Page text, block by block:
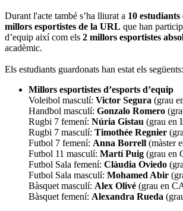
Durant l'acte també s’ha lliurat a 10 estudiants
millors esportistes de la URL que han
d’equip així com els 2 millors esportistes
acadèmic.
Els estudiants guardonats han estat els següents:
Millors esportistes d’esports d’equip
Voleibol masculí: Victor Segura (grau
Handbol masculí: Gonzalo Romero
Rugbi 7 femení: Núria Gistau (grau en
Rugbi 7 masculí: Timothée Regnier
Futbol 7 femení: Anna Borrell (màster
Futbol 11 masculí: Martí Puig (grau en
Futbol Sala femení: Clàudia Oviedo
Futbol Sala masculí: Mohamed Abir
Bàsquet masculí: Alex Olivé (grau en
Bàsquet femení: Alexandra Rueda